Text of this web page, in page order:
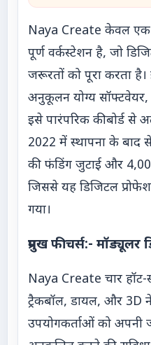
Naya Create केवल एक
पूर्ण वर्कस्टेशन है, जो
जरूरतों को पूरा करता
अनुकूलन योग्य सॉफ्टवेयर,
इसे पारंपरिक कीबोर्ड से
2022 में स्थापना के
की फंडिंग जुटाई और
जिससे यह डिजिटल
गया।
प्रमुख फीचर्स:- मॉड्यूलर
Naya Create चार
ट्रैकबॉल, डायल, और 3D
उपयोगकर्ताओं को अपनी